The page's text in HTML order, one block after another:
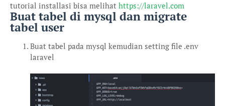
tutorial installasi bisa melihat https://laravel.com
Buat tabel di mysql dan migrate
tabel user
Buat tabel pada mysql kemudian setting file .env
laravel